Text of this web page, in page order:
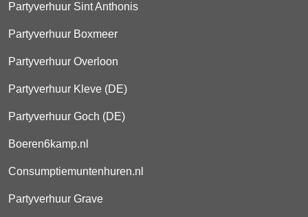
Partyverhuur Sint Anthonis
Partyverhuur Boxmeer
Partyverhuur Overloon
Partyverhuur Kleve (DE)
Partyverhuur Goch (DE)
Boeren6kamp.nl
Consumptiemuntenhuren.nl
Partyverhuur Grave